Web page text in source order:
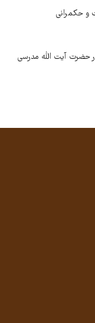
و حکمرانی
حضرت آیت الله مدرسی